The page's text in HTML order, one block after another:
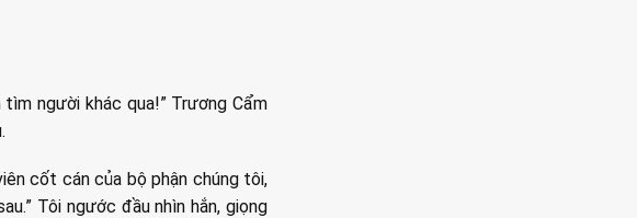
người khác qua!” Trương Cẩm
cốt cán của bộ phận chúng tôi,
Tôi ngước đầu nhìn hắn, giọng